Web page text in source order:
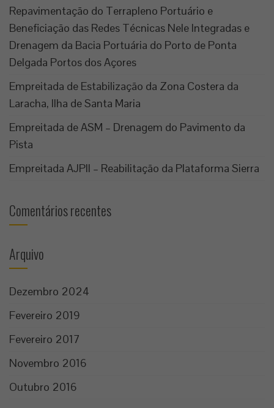
Repavimentação do Terrapleno Portuário e
Beneficiação das Redes Técnicas Nele Integradas e
Drenagem da Bacia Portuária do Porto de Ponta
Delgada Portos dos Açores
Empreitada de Estabilização da Zona Costera da
Laracha, Ilha de Santa Maria
Empreitada de ASM – Drenagem do Pavimento da
Pista
Empreitada AJPII – Reabilitação da Plataforma Sierra
Comentários recentes
Arquivo
Dezembro 2024
Fevereiro 2019
Fevereiro 2017
Novembro 2016
Outubro 2016